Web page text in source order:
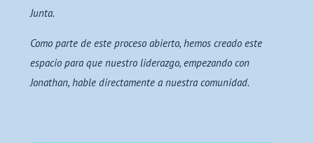
Junta.
Como parte de este proceso abierto, hemos creado este
espacio para que nuestro liderazgo, empezando con
Jonathan, hable directamente a nuestra comunidad.